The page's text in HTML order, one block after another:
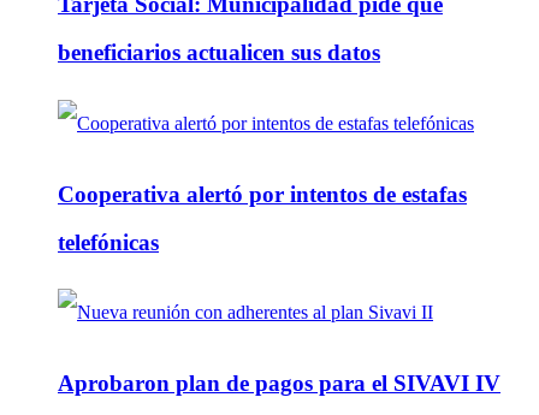
beneficiarios actualicen sus datos
Cooperativa alertó por intentos de estafas
telefónicas
Aprobaron plan de pagos para el SIVAVI IV